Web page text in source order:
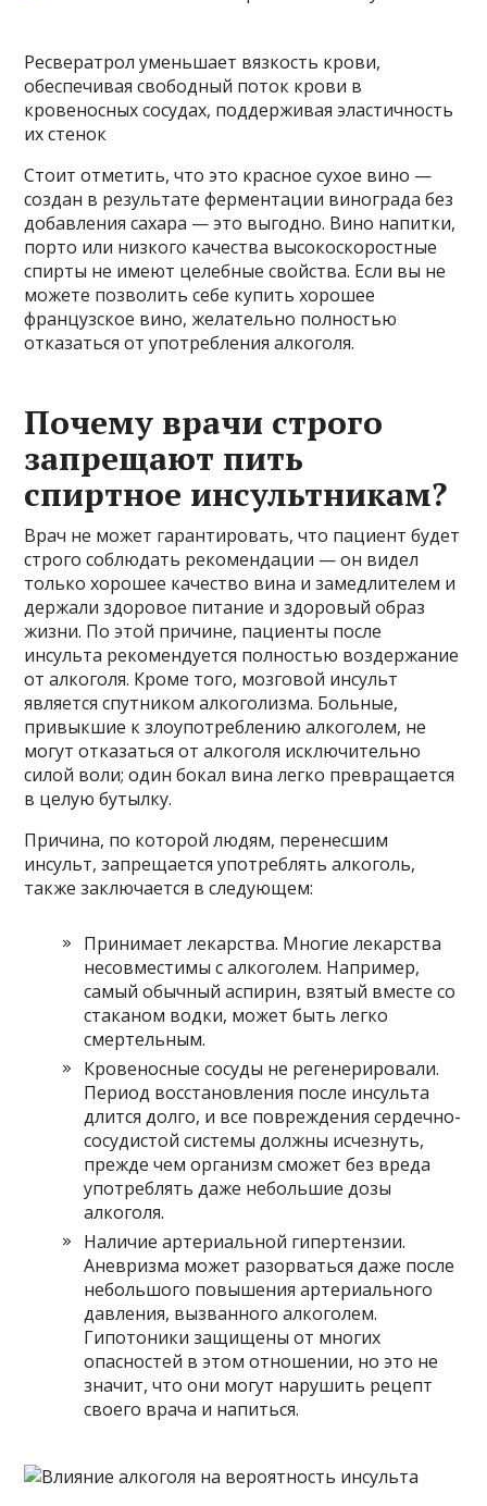
Ресвератрол уменьшает вязкость крови,
обеспечивая свободный поток крови в
кровеносных сосудах, поддерживая эластичность
их стенок
Стоит отметить, что это красное сухое вино —
создан в результате ферментации винограда без
добавления сахара — это выгодно. Вино напитки,
порто или низкого качества высокоскоростные
спирты не имеют целебные свойства. Если вы не
можете позволить себе купить хорошее
французское вино, желательно полностью
отказаться от употребления алкоголя.
Почему врачи строго
запрещают пить
спиртное инсультникам?
Врач не может гарантировать, что пациент будет
строго соблюдать рекомендации — он видел
только хорошее качество вина и замедлителем и
держали здоровое питание и здоровый образ
жизни. По этой причине, пациенты после
инсульта рекомендуется полностью воздержание
от алкоголя. Кроме того, мозговой инсульт
является спутником алкоголизма. Больные,
привыкшие к злоупотреблению алкоголем, не
могут отказаться от алкоголя исключительно
силой воли; один бокал вина легко превращается
в целую бутылку.
Причина, по которой людям, перенесшим
инсульт, запрещается употреблять алкоголь,
также заключается в следующем:
Принимает лекарства. Многие лекарства
несовместимы с алкоголем. Например,
самый обычный аспирин, взятый вместе со
стаканом водки, может быть легко
смертельным.
Кровеносные сосуды не регенерировали.
Период восстановления после инсульта
длится долго, и все повреждения сердечно-
сосудистой системы должны исчезнуть,
прежде чем организм сможет без вреда
употреблять даже небольшие дозы
алкоголя.
Наличие артериальной гипертензии.
Аневризма может разорваться даже после
небольшого повышения артериального
давления, вызванного алкоголем.
Гипотоники защищены от многих
опасностей в этом отношении, но это не
значит, что они могут нарушить рецепт
своего врача и напиться.